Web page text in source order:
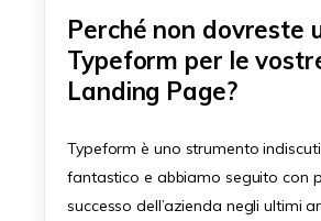
Perché non dovreste
Typeform per le
Landing Page?
Typeform è uno strumento
fantastico e abbiamo seguito con
successo dell’azienda negli ultimi